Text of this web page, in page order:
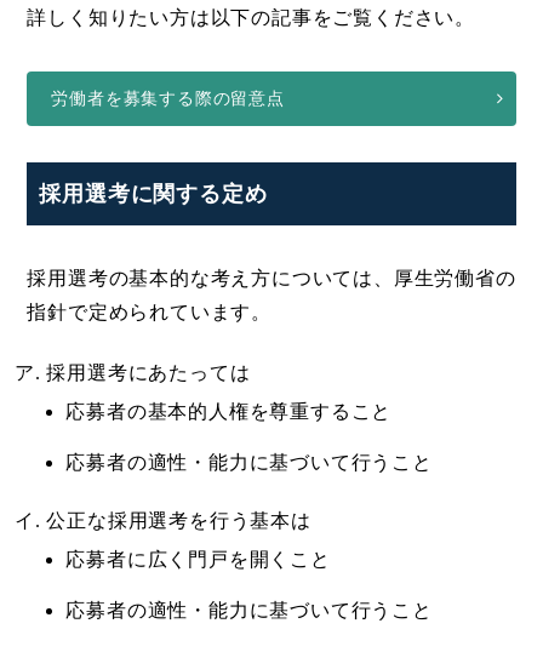
詳しく知りたい方は以下の記事をご覧ください。
労働者を募集する際の留意点
採用選考に関する定め
採用選考の基本的な考え方については、厚生労働省の
指針で定められています。
採用選考にあたっては
応募者の基本的人権を尊重すること
応募者の適性・能力に基づいて行うこと
公正な採用選考を行う基本は
応募者に広く門戸を開くこと
応募者の適性・能力に基づいて行うこと